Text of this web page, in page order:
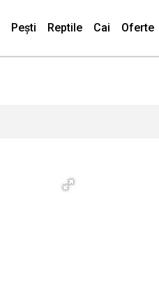
Pești Reptile Cai Oferte